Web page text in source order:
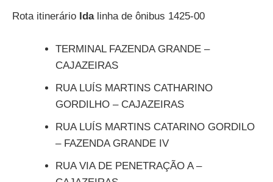
Rota itinerário Idalinha de ônibus 1425-00
TERMINAL FAZENDA GRANDE –
CAJAZEIRAS
RUA LUÍS MARTINS CATHARINO
GORDILHO – CAJAZEIRAS
RUA LUÍS MARTINS CATARINO GORDILO
– FAZENDA GRANDE IV
RUA VIA DE PENETRAÇÃO A –